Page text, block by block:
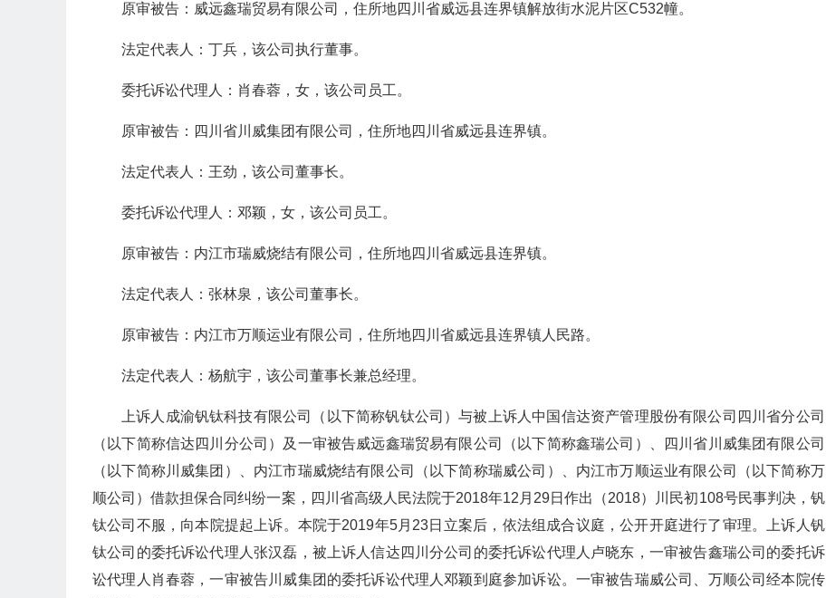
原审被告：威远鑫瑞贸易有限公司，住所地四川省威远县连界镇解放街水泥片区C532幢。
法定代表人：丁兵，该公司执行董事。
委托诉讼代理人：肖春蓉，女，该公司员工。
原审被告：四川省川威集团有限公司，住所地四川省威远县连界镇。
法定代表人：王劲，该公司董事长。
委托诉讼代理人：邓颖，女，该公司员工。
原审被告：内江市瑞威烧结有限公司，住所地四川省威远县连界镇。
法定代表人：张林泉，该公司董事长。
原审被告：内江市万顺运业有限公司，住所地四川省威远县连界镇人民路。
法定代表人：杨航宇，该公司董事长兼总经理。
上诉人成渝钒钛科技有限公司（以下简称钒钛公司）与被上诉人中国信达资产管理股份有限公司四川省分公司
（以下简称信达四川分公司）及一审被告威远鑫瑞贸易有限公司（以下简称鑫瑞公司）、四川省川威集团有限公司
（以下简称川威集团）、内江市瑞威烧结有限公司（以下简称瑞威公司）、内江市万顺运业有限公司（以下简称万
顺公司）借款担保合同纠纷一案，四川省高级人民法院于2018年12月29日作出（2018）川民初108号民事判决，钒
钛公司不服，向本院提起上诉。本院于2019年5月23日立案后，依法组成合议庭，公开开庭进行了审理。上诉人钒
钛公司的委托诉讼代理人张汉磊，被上诉人信达四川分公司的委托诉讼代理人卢晓东，一审被告鑫瑞公司的委托诉
讼代理人肖春蓉，一审被告川威集团的委托诉讼代理人邓颖到庭参加诉讼。一审被告瑞威公司、万顺公司经本院传